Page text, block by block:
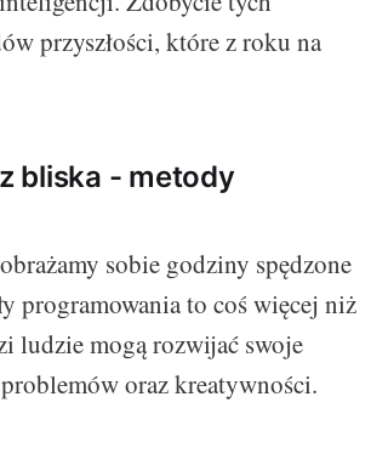
przyszłości, które z roku na
bliska - metody
sobie godziny spędzone
programowania to coś więcej niż
ludzie mogą rozwijać swoje
oraz kreatywności.